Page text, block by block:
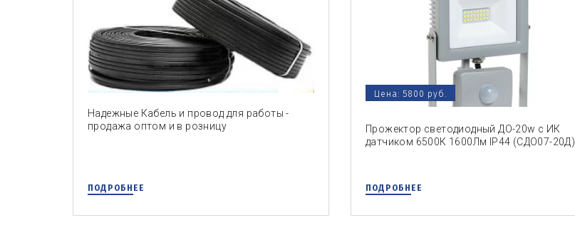
Надежные Кабель и провод для работы -
продажа оптом и в розницу
ПОДРОБНЕЕ
Цена: 5800 руб.
Прожектор светодиодный ДО-20w с ИК
датчиком 6500К 1600Лм IP44 (СДО07-20Д)
ПОДРОБНЕЕ